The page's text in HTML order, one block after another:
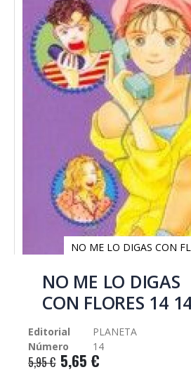
NO ME LO DIGAS CON
comienzo
galería
imágenes
NO ME LO DIGAS
CON FLORES 14
Editorial
PLANETA
Número
14
5,95 € 5,65 €